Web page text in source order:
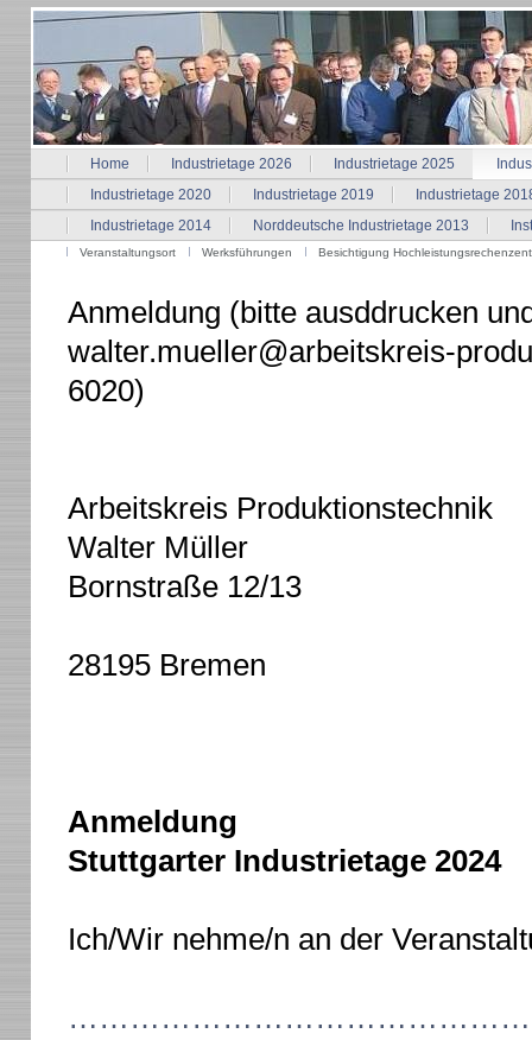
Home Industrietage 2026 Industrietage 2025
Industrietage 2020
Industrietage 2019
Industrietage
Industrietage 2014
Norddeutsche Industrietage 2013
Veranstaltungsort Werksführungen Besichtigung
Anmeldung (bitte ausddrucken
walter.mueller@arbeitskreis-
6020)
Arbeitskreis Produktionstechnik
Walter Müller
Bornstraße 12/13
28195 Bremen
Anmeldung
Stuttgarter Industrietage 2024
Ich/Wir nehme/n an der